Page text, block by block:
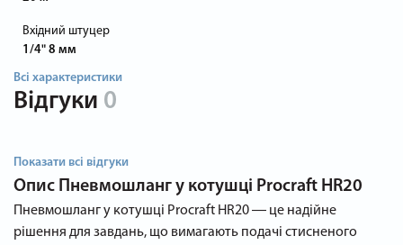
Вхідний штуцер
1/4" 8 мм
Всі характеристики
Відгуки 0
Показати всі відгуки
Опис Пневмошланг у котушці Procraft HR20
Пневмошланг у котушці Procraft HR20 ― це надійне
рішення для завдань, що вимагають подачі стисненого